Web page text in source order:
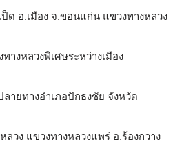
ป็ด อ.เมือง จ.ขอนแก่น แขวงทางหลวง
างหลวงพิเศษระหว่างเมือง
ลายทางอำเภอปักธงชัย จังหวัด
วง แขวงทางหลวงแพร่ อ.ร้องกวาง